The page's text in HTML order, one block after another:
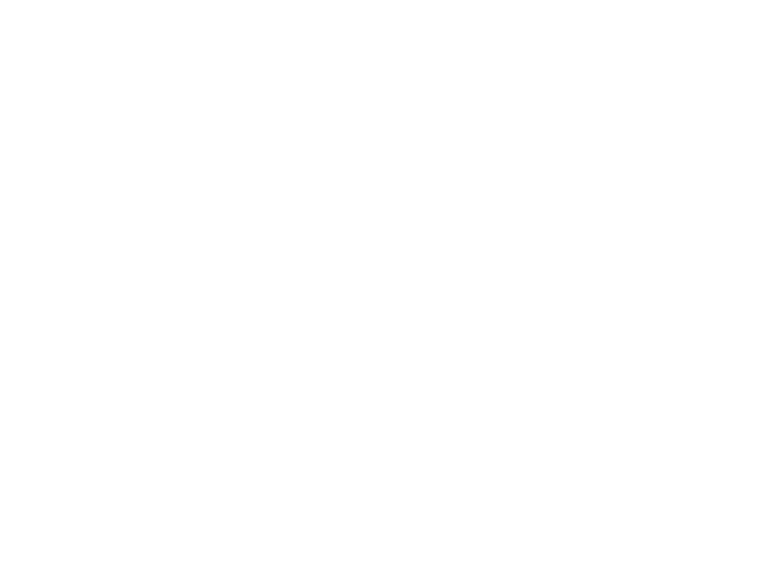
globale per l’elaborazione dei pagamenti tra diversi Paesi.
un bonifico internazionale.
In altri casi, le banche preferiscono avere un codice SWIFT dedicato per ogni
il codice termina con XXX, significa che è il codice SWIFT della sede centrale.
segnalare che non gestisce il conto del destinatario e stornare il pagamento.
di annullare la transazione.